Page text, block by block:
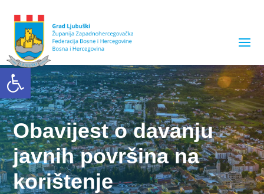
Obavijest o davanju
javnih površina na
korištenje
Open toolbar